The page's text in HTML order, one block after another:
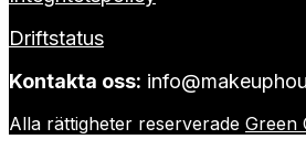
Driftstatus
Kontakta oss:
Alla rättigheter reserverade Green